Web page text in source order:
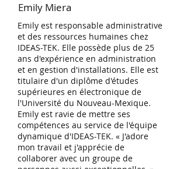
Emily Miera
Emily est responsable administrative
et des ressources humaines chez
IDEAS-TEK. Elle possède plus de 25
ans d'expérience en administration
et en gestion d'installations. Elle est
titulaire d'un diplôme d'études
supérieures en électronique de
l'Université du Nouveau-Mexique.
Emily est ravie de mettre ses
compétences au service de l'équipe
dynamique d'IDEAS-TEK. « J'adore
mon travail et j'apprécie de
collaborer avec un groupe de